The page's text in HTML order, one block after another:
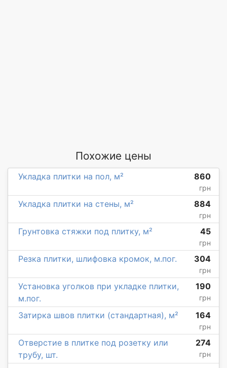
Похожие цены
Укладка плитки на пол, м² 860
грн
Укладка плитки на стены, м² 884
грн
Грунтовка стяжки под плитку, м² 45
грн
Резка плитки, шлифовка кромок, м.пог. 304
грн
Установка уголков при укладке плитки,
м.пог.
190
грн
Затирка швов плитки (стандартная), м² 164
грн
Отверстие в плитке под розетку или
трубу, шт.
274
грн